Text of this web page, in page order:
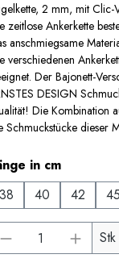
2 mm, mit Clic-
zeitlose Ankerkette
anschmiegsame
verschiedenen
Der Bajonett-
DESIGN
Die Kombination
Schmuckstücke dieser
in cmauswählen
38
40 42 45
Produkt Stk